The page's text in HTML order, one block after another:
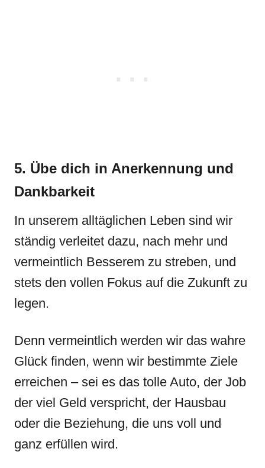
5. Übe dich in Anerkennung und
Dankbarkeit
In unserem alltäglichen Leben sind wir
ständig verleitet dazu, nach mehr und
vermeintlich Besserem zu streben, und
stets den vollen Fokus auf die Zukunft zu
legen.
Denn vermeintlich werden wir das wahre
Glück finden, wenn wir bestimmte Ziele
erreichen – sei es das tolle Auto, der Job
der viel Geld verspricht, der Hausbau
oder die Beziehung, die uns voll und
ganz erfüllen wird.